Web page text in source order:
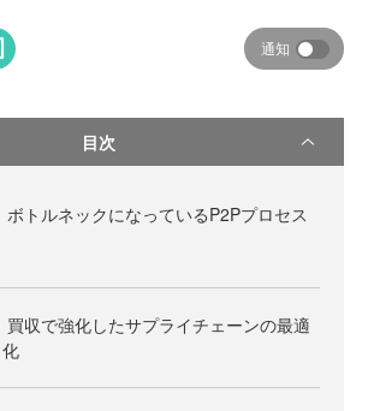
通知
目次
ボトルネックになっているP2Pプロセス
買収で強化したサプライチェーンの最適
化